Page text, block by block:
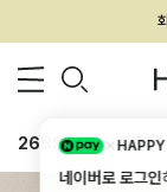
26SS 신상 BEST
네이버로 로그인